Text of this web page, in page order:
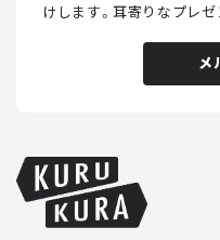
けします。耳寄りなプレゼ
メ